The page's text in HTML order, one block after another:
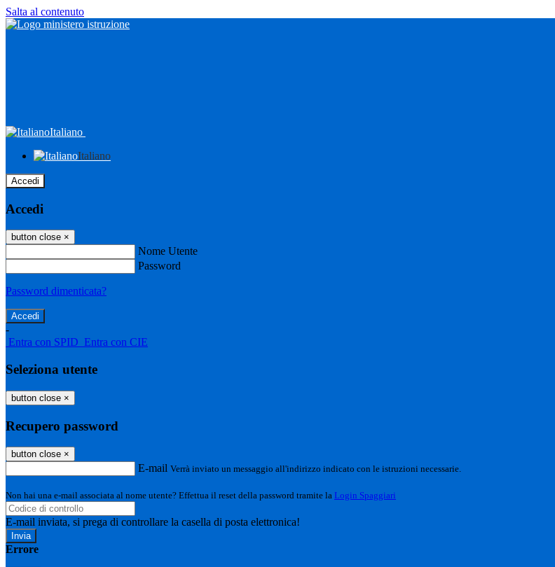
Salta al contenuto
Italiano
Italiano
Accedi
Accedi
button close ×
Nome Utente
Password
Password dimenticata?
-
Entra con SPID Entra con CIE
Seleziona utente
button close ×
Recupero password
button close ×
E-mail Verrà inviato un messaggio all'indirizzo indicato con le istruzioni necessarie.
Non hai una e-mail associata al nome utente? Effettua il reset della password tramite la Login Spaggiari
E-mail inviata, si prega di controllare la casella di posta elettronica!
Errore